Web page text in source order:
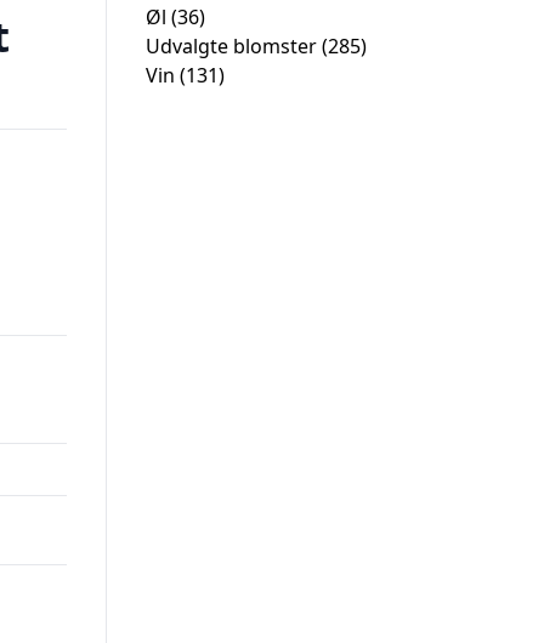
Øl (36)
Udvalgte blomster(285)
Vin (131)